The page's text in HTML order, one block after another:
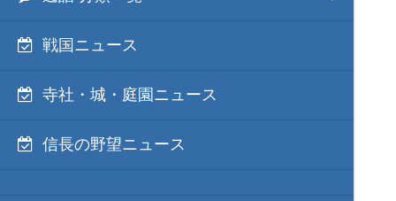
戦国ニュース
寺社・城・庭園ニュース
信長の野望ニュース